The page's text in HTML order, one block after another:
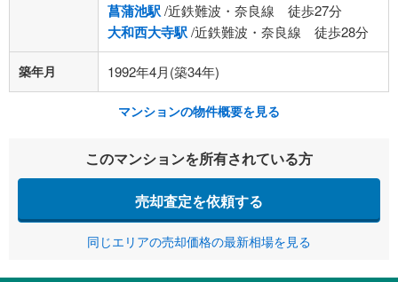
菖蒲池駅/近鉄難波・奈良線 徒歩27分
大和西大寺駅/近鉄難波・奈良線 徒歩28分
築年月 1992年4月(築34年)
マンションの物件概要を見る
このマンションを所有されている方
売却査定を依頼する
同じエリアの売却価格の最新相場を見る